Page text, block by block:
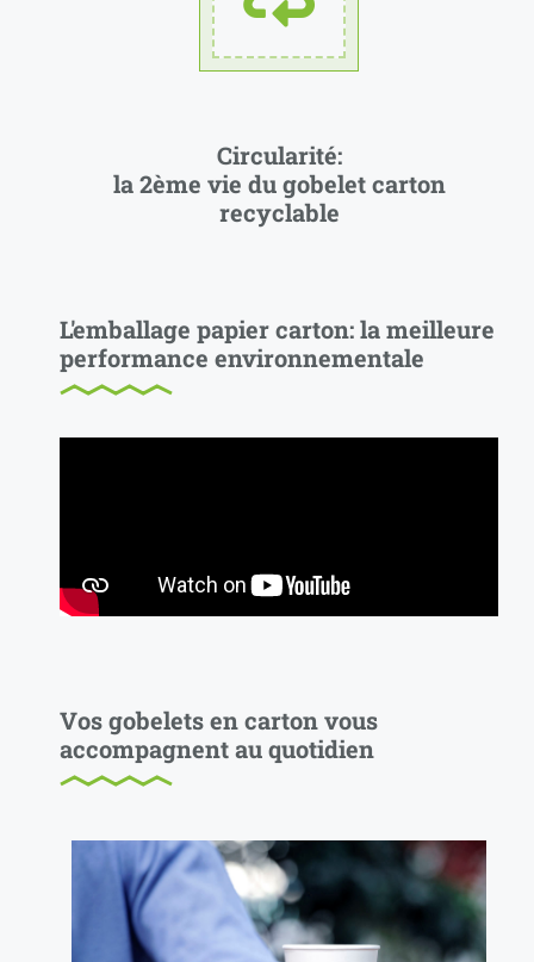
Circularité:
la 2ème vie du gobelet carton
recyclable
L'emballage papier carton: la meilleure
performance environnementale
Vos gobelets en carton vous
accompagnent au quotidien